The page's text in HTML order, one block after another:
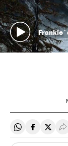
Compartir en
Compartir